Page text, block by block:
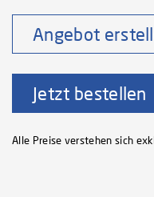
Angebot
Jetzt bestellen
Alle Preise verstehen sich